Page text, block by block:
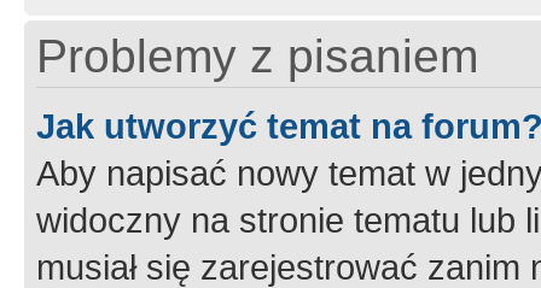
Problemy z pisaniem
Jak utworzyć temat na
Aby napisać nowy temat w
widoczny na stronie tematu lub
musiał się zarejestrować